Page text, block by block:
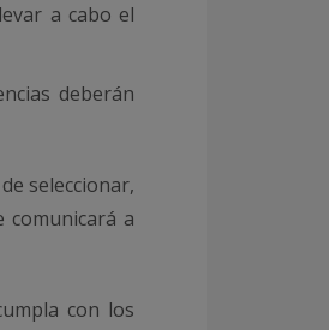
a cabo el
deberán
seleccionar,
comunicará a
con los